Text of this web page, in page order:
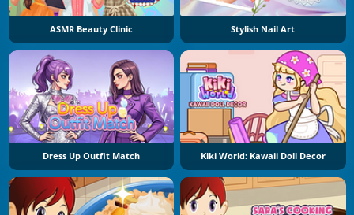
ASMR Beauty Clinic Stylish Nail Art
Dress Up Outfit Match Kiki World: Kawaii Doll Decor